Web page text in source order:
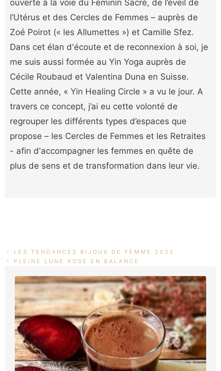
ouverte à la voie du Féminin Sacré, de l’éveil de
l’Utérus et des Cercles de Femmes – auprès de
Zoé Poirot (« les Allumettes ») et Camille Sfez.
Dans cet élan d'écoute et de reconnexion à soi, je
me suis aussi formée au Yin Yoga auprès de
Cécile Roubaud et Valentina Duna en Suisse.
Cette année, « Yin Healing Circle » a vu le jour. A
travers ce concept, j’ai eu cette volonté de
regrouper les différents types d’espaces que
propose – les Cercles de Femmes et les Retraites
- afin d'accompagner les femmes en quête de
plus de sens et de transformation dans leur vie.
LES TENDANCES BIJOUX DE FEMME 2022
PLEINE LUNE ROSE EN BALANCE